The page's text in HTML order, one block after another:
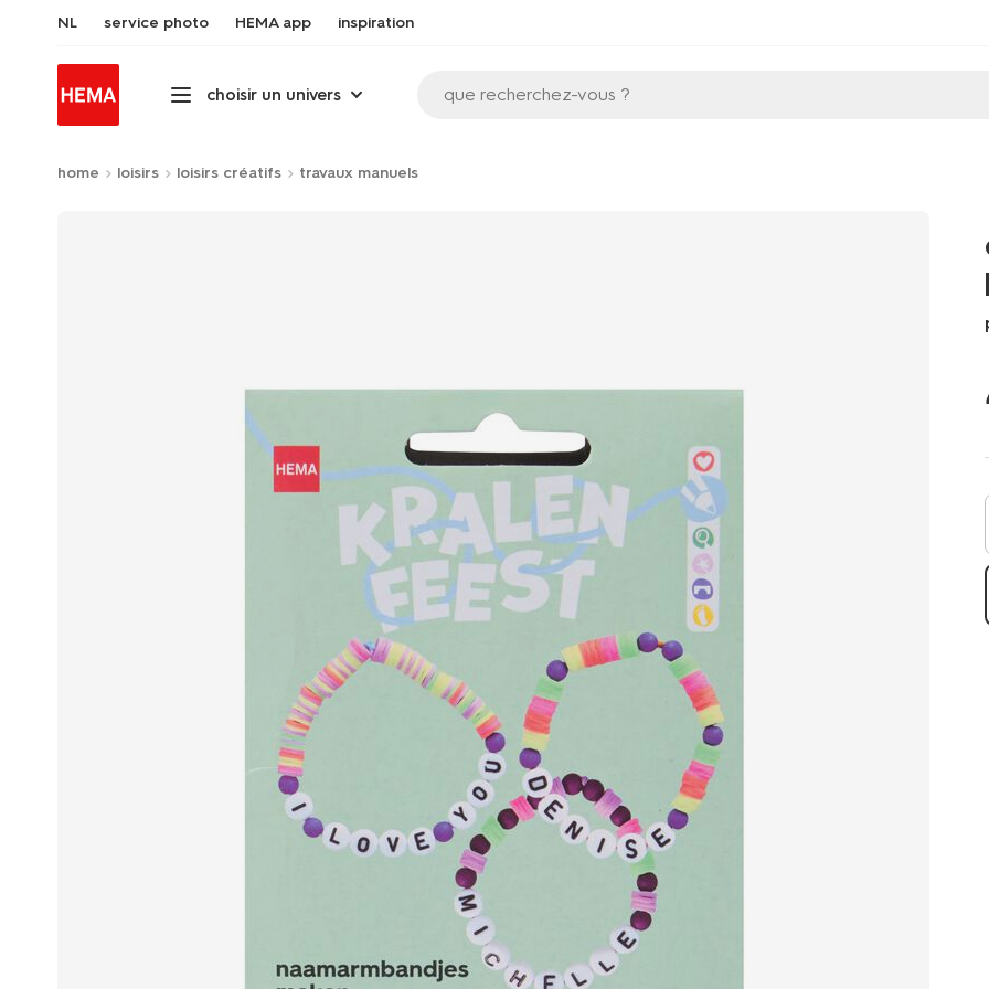
NL service photo HEMA app inspiration
choisir un univers que recherchez-vous ?
home loisirs loisirs créatifs travaux manuels